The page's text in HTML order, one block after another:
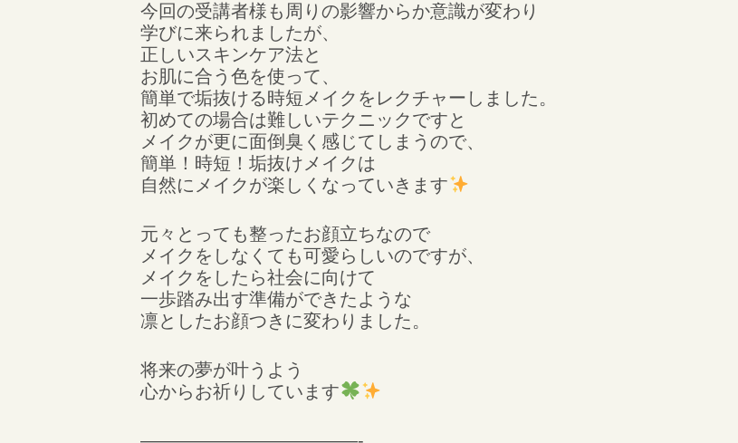
今回の受講者様も周りの影響からか意識が変わり
学びに来られましたが、
正しいスキンケア法と
お肌に合う色を使って、
簡単で垢抜ける時短メイクをレクチャーしました。
初めての場合は難しいテクニックですと
メイクが更に面倒臭く感じてしまうので、
簡単！時短！垢抜けメイクは
自然にメイクが楽しくなっていきます
元々とっても整ったお顔立ちなので
メイクをしなくても可愛らしいのですが、
メイクをしたら社会に向けて
一歩踏み出す準備ができたような
凛としたお顔つきに変わりました。
将来の夢が叶うよう
心からお祈りしています